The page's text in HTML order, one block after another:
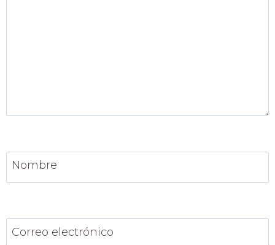
Nombre
Correo electrónico